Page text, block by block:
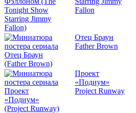
Fallon
Отец Браун
Father Brown
Проект
«Подиум»
Project Runway